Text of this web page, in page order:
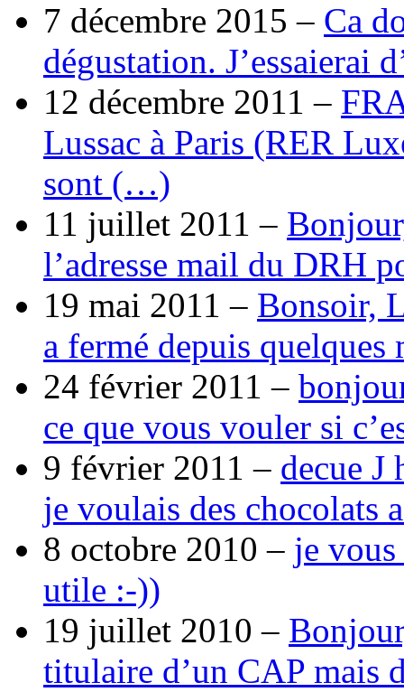
7 décembre 2015 – Ca
dégustation. J’essaierai
12 décembre 2011 –
Lussac à Paris (RER
sont (…)
11 juillet 2011 –
l’adresse mail du DRH
19 mai 2011 – Bonsoir,
a fermé depuis
24 février 2011 –
ce que vous vouler si
9 février 2011 – decue J
je voulais des chocolats
8 octobre 2010 – je
utile :-))
19 juillet 2010 –
titulaire d’un CAP mais